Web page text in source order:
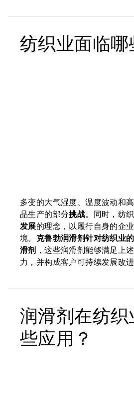
纺织业面临哪
多变的大气湿度、温度波动和
品生产的部分挑战。同时，纺
发展的理念，以履行自身的企
境。 克鲁勃润滑剂针对纺织业
滑剂 ，这些润滑剂能够满足上
力，并构成客户可持续发展改
润滑剂在纺织
些应用？